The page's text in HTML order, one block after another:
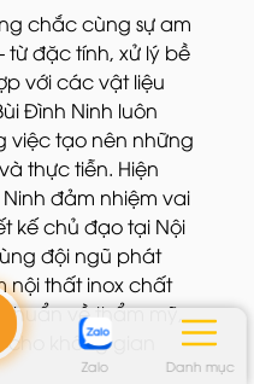
Zalo Danh mục
chắc cùng sự am
từ đặc tính, xử lý bề
với các vật liệu
Đình Ninh luôn
việc tạo nên những
thực tiễn. Hiện
đảm nhiệm vai
kế chủ đạo tại Nội
đội ngũ phát
nội thất inox chất
về thẩm mỹ,
không gian